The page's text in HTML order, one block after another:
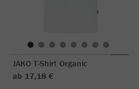
JAKO T-Shirt Organic
ab 17,18 €